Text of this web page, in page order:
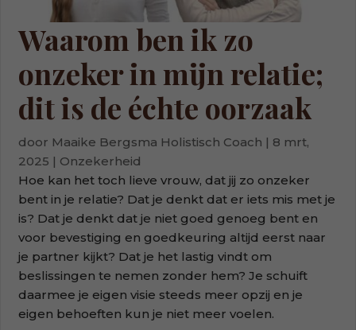
Waarom ben ik zo
onzeker in mijn relatie;
dit is de échte oorzaak
door Maaike Bergsma Holistisch Coach | 8 mrt,
2025 | Onzekerheid
Hoe kan het toch lieve vrouw, dat jij zo onzeker
bent in je relatie? Dat je denkt dat er iets mis met je
is? Dat je denkt dat je niet goed genoeg bent en
voor bevestiging en goedkeuring altijd eerst naar
je partner kijkt? Dat je het lastig vindt om
beslissingen te nemen zonder hem? Je schuift
daarmee je eigen visie steeds meer opzij en je
eigen behoeften kun je niet meer voelen.